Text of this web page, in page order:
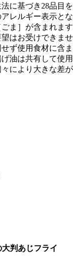
に基づき28品目
レルギー表示と
ま］が含まれま
はお受けできま
ず使用食材に含
油は共有して使
により大きな差
大判あじフライ